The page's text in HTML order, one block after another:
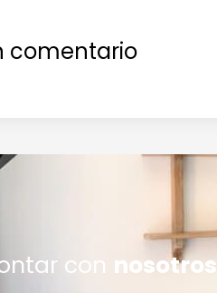
comentario
con nosotros